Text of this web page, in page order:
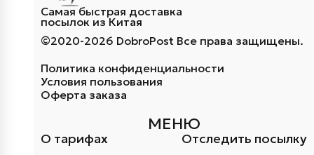
Самая быстрая доставка
посылок из Китая
©2020-2026 DobroPost Все права защищены.
Политика конфиденциальности
Условия пользования
Оферта заказа
МЕНЮ
О тарифах
Отследить посылку